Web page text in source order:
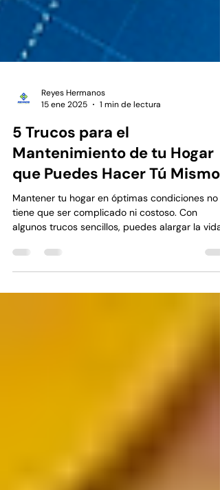
15 ene 2025
1 min de lectura
5 Trucos para el
Mantenimiento de tu Hogar
que Puedes Hacer Tú Mismo
Mantener tu hogar en óptimas condiciones no
algunos trucos sencillos, puedes alargar la